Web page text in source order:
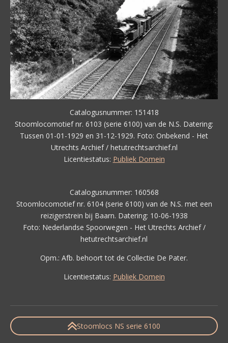
Catalogusnummer: 151418
Stoomlocomotief nr. 6103 (serie 6100) van de N.S. Datering:
Tussen 01-01-1929 en 31-12-1929. Foto: Onbekend - Het
Utrechts Archief / hetutrechtsarchief.nl
Licentiestatus: Publiek Domein
Catalogusnummer: 160568
Stoomlocomotief nr. 6104 (serie 6100) van de N.S. met een
reizigerstrein bij Baarn. Datering: 10-06-1938
Foto: Nederlandse Spoorwegen - Het Utrechts Archief /
hetutrechtsarchief.nl
Opm.: Afb. behoort tot de Collectie De Pater.
Licentiestatus: Publiek Domein
Stoomlocs NS serie 6100